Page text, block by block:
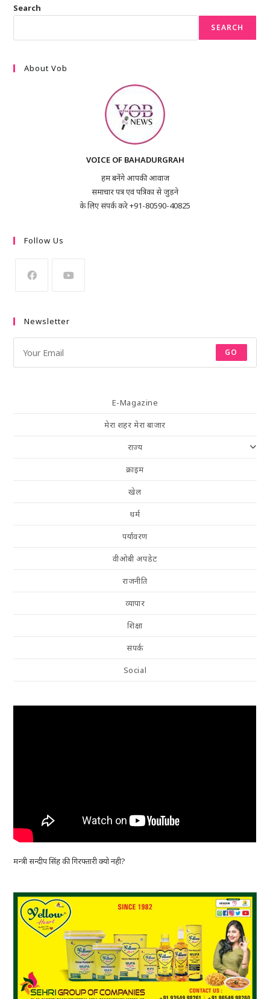
Search
SEARCH
About Vob
VOICE OF BAHADURGRAH
हम बनेंगे आपकी आवाज
समाचार पत्र एवं पत्रिका से जुड़ने
के लिए संपर्क करे +91-80590-40825
Follow Us
Newsletter
GO
E-Magazine
मेरा शहर मेरा बाजार
राज्य
क्राइम
खेल
धर्म
पर्यावरण
वीओबी अपडेट
राजनीति
व्यापार
शिक्षा
संपर्क
Social
मन्त्री सन्दीप सिंह की गिरफ्तारी क्यो नही?